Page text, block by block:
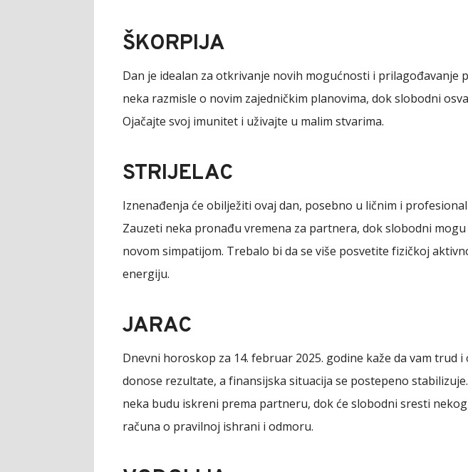
ŠKORPIJA
Dan je idealan za otkrivanje novih mogućnosti i prilagođavanje
neka razmisle o novim zajedničkim planovima, dok slobodni
Ojačajte svoj imunitet i uživajte u malim stvarima.
STRIJELAC
Iznenađenja će obilježiti ovaj dan, posebno u ličnim i
Zauzeti neka pronađu vremena za partnera, dok slobodni
novom simpatijom. Trebalo bi da se više posvetite fizičkoj
energiju.
JARAC
Dnevni horoskop za 14. februar 2025. godine kaže da vam trud
donose rezultate, a finansijska situacija se postepeno
neka budu iskreni prema partneru, dok će slobodni sresti
računa o pravilnoj ishrani i odmoru.